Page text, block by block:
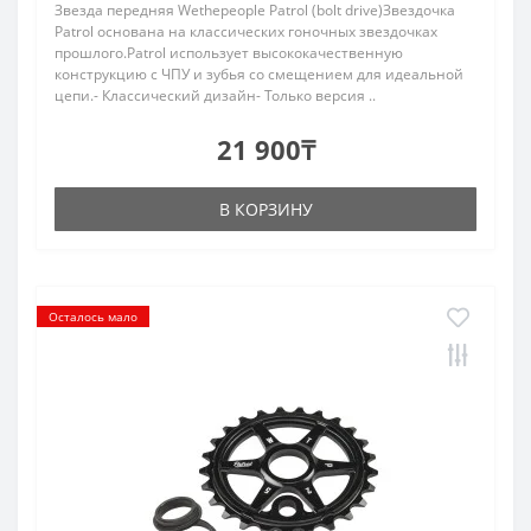
Звезда передняя Wethepeople Patrol (bolt drive)Звездочка
Patrol основана на классических гоночных звездочках
прошлого.Patrol использует высококачественную
конструкцию с ЧПУ и зубья со смещением для идеальной
цепи.- Классический дизайн- Только версия ..
21 900₸
В КОРЗИНУ
Осталось мало